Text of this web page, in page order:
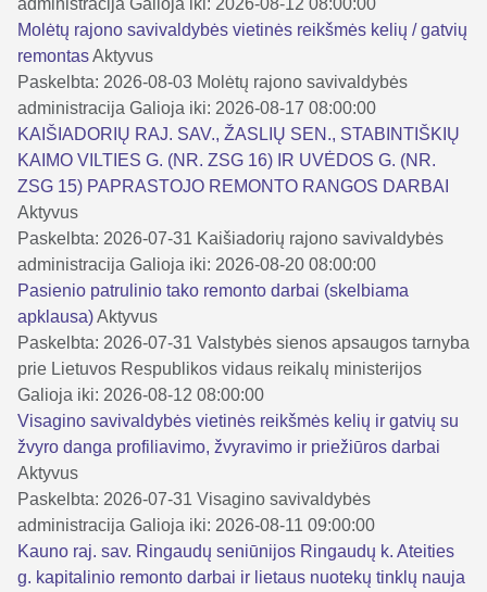
Molėtų rajono savivaldybės vietinės reikšmės kelių / gatvių
remontasAktyvus
Paskelbta: 2026-08-03 Molėtų rajono savivaldybės
administracija Galioja iki: 2026-08-17 08:00:00
KAIŠIADORIŲ RAJ. SAV., ŽASLIŲ SEN., STABINTIŠKIŲ
KAIMO VILTIES G. (NR. ZSG 16) IR UVĖDOS G. (NR.
ZSG 15) PAPRASTOJO REMONTO RANGOS DARBAI
Aktyvus
Paskelbta: 2026-07-31 Kaišiadorių rajono savivaldybės
administracija Galioja iki: 2026-08-20 08:00:00
Pasienio patrulinio tako remonto darbai (skelbiama
apklausa)Aktyvus
Paskelbta: 2026-07-31 Valstybės sienos apsaugos tarnyba
prie Lietuvos Respublikos vidaus reikalų ministerijos
Galioja iki: 2026-08-12 08:00:00
Visagino savivaldybės vietinės reikšmės kelių ir gatvių su
žvyro danga profiliavimo, žvyravimo ir priežiūros darbai
Aktyvus
Paskelbta: 2026-07-31 Visagino savivaldybės
administracija Galioja iki: 2026-08-11 09:00:00
Kauno raj. sav. Ringaudų seniūnijos Ringaudų k. Ateities
g. kapitalinio remonto darbai ir lietaus nuotekų tinklų nauja